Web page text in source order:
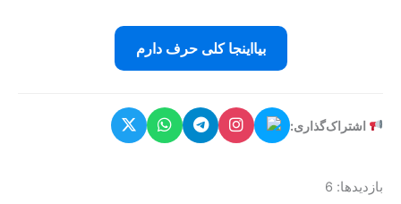
بیااینجا کلی حرف دارم
اشتراک‌گذاری:
بازدیدها: 6